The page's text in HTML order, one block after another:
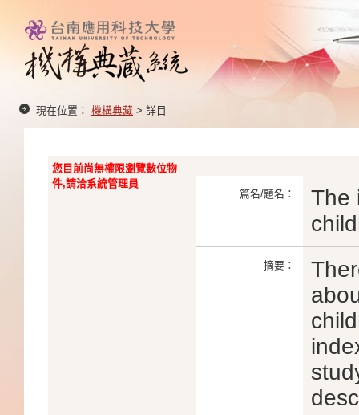
現在位置： 機構典藏 > 詳目
您目前尚無權限瀏覽數位物
件,請洽系統管理員
篇名/題名：
The
摘要：